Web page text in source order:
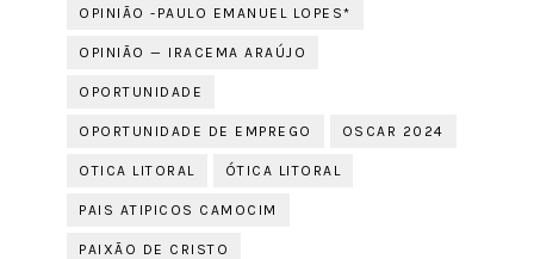
OPINIÃO -PAULO EMANUEL LOPES*
OPINIÃO — IRACEMA ARAÚJO
OPORTUNIDADE
OPORTUNIDADE DE EMPREGO OSCAR 2024
OTICA LITORAL ÓTICA LITORAL
PAIS ATIPICOS CAMOCIM
PAIXÃO DE CRISTO